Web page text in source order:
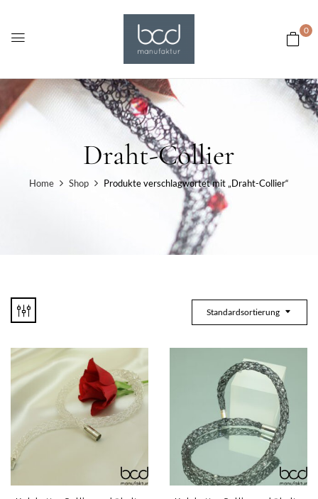
0
Draht-Collier
Home Shop Produkte verschlagwortet mit „Draht-Collier“
Standardsortierung